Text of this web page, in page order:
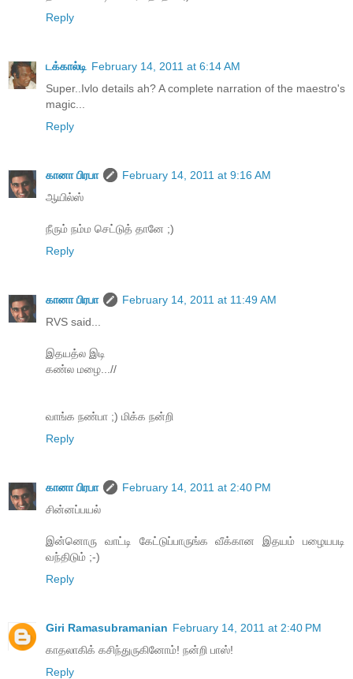
Reply
டக்கால்டி February 14, 2011 at 6:14 AM
Super..Ivlo details ah? A complete narration of the maestro's
magic...
Reply
கானா பிரபா
February 14, 2011 at 9:16 AM
ஆயில்ஸ்
நீரும் நம்ம செட்டுத் தானே ;)
Reply
கானா பிரபா
February 14, 2011 at 11:49 AM
RVS said...
இதயத்ல இடி
கண்ல மழை...//
வாங்க நண்பா ;) மிக்க நன்றி
Reply
கானா பிரபா
February 14, 2011 at 2:40 PM
சின்னப்பயல்
இன்னொரு வாட்டி கேட்டுப்பாருங்க வீக்கான இதயம் பழையபடி
வந்திடும் ;-)
Reply
Giri Ramasubramanian February 14, 2011 at 2:40 PM
காதலாகிக் கசிந்துருகினோம்! நன்றி பாஸ்!
Reply